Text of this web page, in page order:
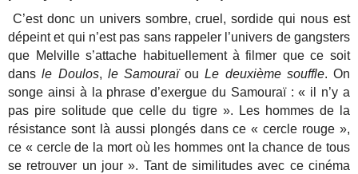
C’est donc un univers sombre, cruel, sordide qui nous est
dépeint et qui n’est pas sans rappeler l’univers de gangsters
que Melville s’attache habituellement à filmer que ce soit
dansle Doulos, le SamouraïouLe deuxième souffle. On
songe ainsi à la phrase d’exergue du Samouraï : « il n’y a
pas pire solitude que celle du tigre ». Les hommes de la
résistance sont là aussi plongés dans ce « cercle rouge »,
ce « cercle de la mort où les hommes ont la chance de tous
se retrouver un jour ». Tant de similitudes avec ce cinéma